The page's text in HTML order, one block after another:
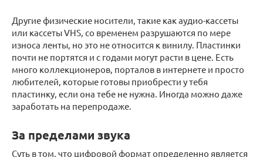
Другие физические носители, такие как аудио-кассеты
или кассеты VHS, со временем разрушаются по мере
износа ленты, но это не относится к винилу. Пластинки
почти не портятся и с годами могут расти в цене. Есть
много коллекционеров, порталов в интернете и просто
любителей, которые готовы приобрести у тебя
пластинку, если она тебе не нужна. Иногда можно даже
заработать на перепродаже.
За пределами звука
Суть в том, что цифровой формат определенно является